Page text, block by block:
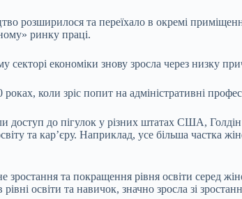
розширилося та переїхало в окремі
ринку праці.
секторі економіки знову зросла через низку
коли зріс попит на адміністративні
до пігулок у різних штатах США,
та карʼєру. Наприклад, усе більша частка
та покращення рівня освіти серед
освіти та навичок, значно зросла зі